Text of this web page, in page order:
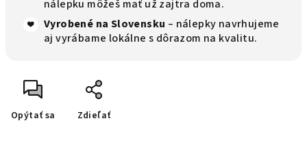
nálepku môžeš mať už zajtra doma.
❤️ Vyrobené na Slovensku – nálepky navrhujeme
aj vyrábame lokálne s dôrazom na kvalitu.
Opýtať sa Zdieľať